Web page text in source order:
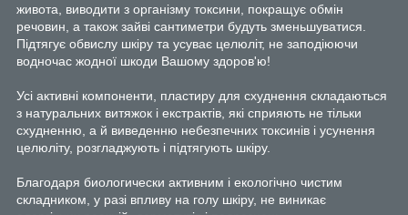
живота, виводити з організму токсини, покращує обмін
речовин, а також зайві сантиметри будуть зменьшуватися.
Підтягує обвислу шкіру та усуває целюліт, не заподіюючи
водночас жодної шкоди Вашому здоров'ю!
Усі активні компоненти, пластиру для схуднення складаються
з натуральних витяжок і екстрактів, які сприяють не тільки
схудненню, а й виведенню небезпечних токсинів і усунення
целюліту, розгладжують і підтягують шкіру.
Благодаря биологически активним і екологічно чистим
складником, у разі впливу на голу шкіру, не виникає